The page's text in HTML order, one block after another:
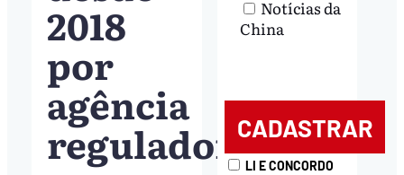
2018
por
agência
reguladora
Notícias da
China
LI E CONCORDO